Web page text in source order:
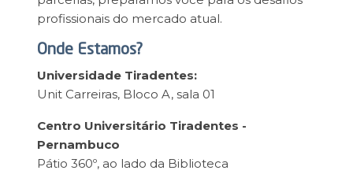
profissionais do mercado atual.
Onde Estamos?
Universidade Tiradentes:
Unit Carreiras, Bloco A, sala 01
Centro Universitário Tiradentes -
Pernambuco
Pátio 360º, ao lado da Biblioteca